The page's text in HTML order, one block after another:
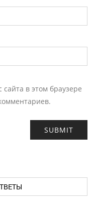
в этом браузере